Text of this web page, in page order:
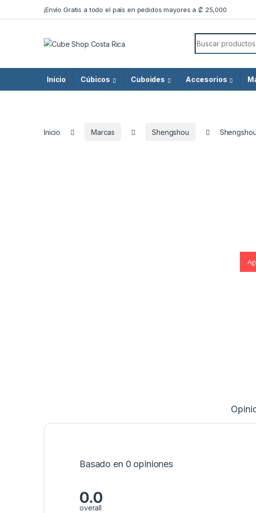
Skip to navigation¡Envío Gratis a todo el país en pedidos mayores a ₡ 25,000
Search for:
Inicio Cúbicos Cuboides Accesorios
Inicio Marcas Shengshou
Basado en 0 opiniones
0.0
overall